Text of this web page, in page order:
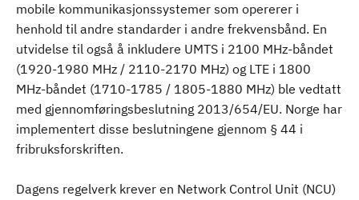
mobile kommunikasjonssystemer som opererer i
henhold til andre standarder i andre frekvensbånd. En
utvidelse til også å inkludere UMTS i 2100 MHz-båndet
(1920-1980 MHz / 2110-2170 MHz) og LTE i 1800
MHz-båndet (1710-1785 / 1805-1880 MHz) ble vedtatt
med gjennomføringsbeslutning 2013/654/EU. Norge har
implementert disse beslutningene gjennom § 44 i
fribruksforskriften.
Dagens regelverk krever en Network Control Unit (NCU)